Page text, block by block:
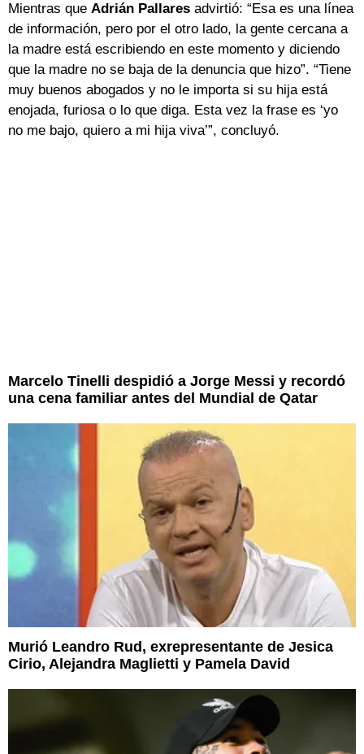
Mientras que Adrián Pallares advirtió: “Esa es una línea
de información, pero por el otro lado, la gente cercana a
la madre está escribiendo en este momento y diciendo
que la madre no se baja de la denuncia que hizo”. “Tiene
muy buenos abogados y no le importa si su hija está
enojada, furiosa o lo que diga. Esta vez la frase es ‘yo
no me bajo, quiero a mi hija viva’”, concluyó.
Marcelo Tinelli despidió a Jorge Messi y recordó
una cena familiar antes del Mundial de Qatar
Murió Leandro Rud, exrepresentante de Jesica
Cirio, Alejandra Maglietti y Pamela David